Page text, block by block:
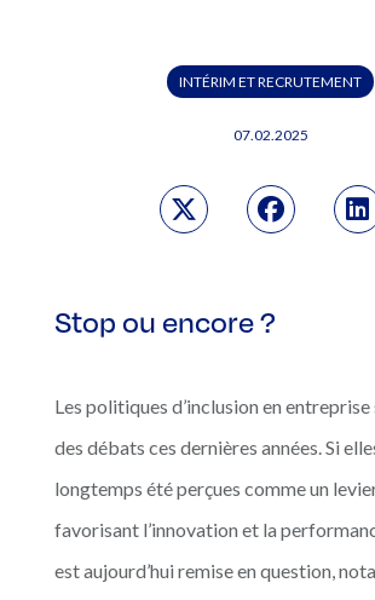
INTÉRIM ET RECRUTEMENT
07.02.2025
Stop ou encore ?
Les politiques d’inclusion en
des débats ces dernières années. Si
longtemps été perçues comme un
favorisant l’innovation et la
est aujourd’hui remise en question,